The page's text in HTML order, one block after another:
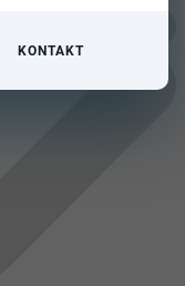
KONTAKT